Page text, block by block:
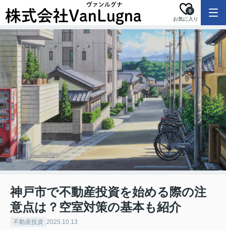
お気に入り
0
神戸市で不動産投資を始める際の注
意点は？空室対策の基本も紹介
不動産投資 2025.10.13